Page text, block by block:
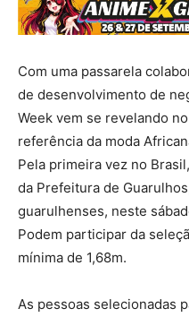
Com uma passarela
de desenvolvimento de
Week vem se revelando
referência da moda
Pela primeira vez no
da Prefeitura de
guarulhenses, neste
Podem participar da
mínima de 1,68m.
As pessoas selecionadas